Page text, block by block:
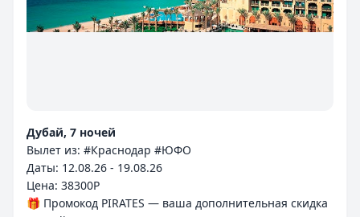
Дубай, 7 ночей
Вылет из: #Краснодар #ЮФО
Даты: 12.08.26 - 19.08.26
Цена: 38300P
🎁 Промокод PIRATES — ваша дополнительная скидка